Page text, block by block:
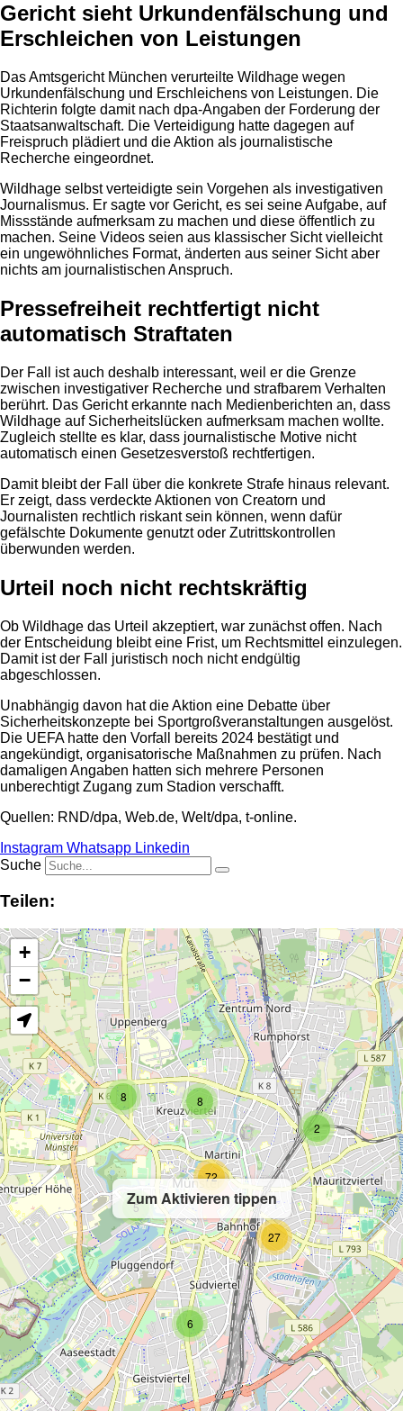
Gericht sieht Urkundenfälschung und
Erschleichen von Leistungen
Das Amtsgericht München verurteilte Wildhage wegen
Urkundenfälschung und Erschleichens von Leistungen. Die
Richterin folgte damit nach dpa-Angaben der Forderung der
Staatsanwaltschaft. Die Verteidigung hatte dagegen auf
Freispruch plädiert und die Aktion als journalistische
Recherche eingeordnet.
Wildhage selbst verteidigte sein Vorgehen als investigativen
Journalismus. Er sagte vor Gericht, es sei seine Aufgabe, auf
Missstände aufmerksam zu machen und diese öffentlich zu
machen. Seine Videos seien aus klassischer Sicht vielleicht
ein ungewöhnliches Format, änderten aus seiner Sicht aber
nichts am journalistischen Anspruch.
Pressefreiheit rechtfertigt nicht
automatisch Straftaten
Der Fall ist auch deshalb interessant, weil er die Grenze
zwischen investigativer Recherche und strafbarem Verhalten
berührt. Das Gericht erkannte nach Medienberichten an, dass
Wildhage auf Sicherheitslücken aufmerksam machen wollte.
Zugleich stellte es klar, dass journalistische Motive nicht
automatisch einen Gesetzesverstoß rechtfertigen.
Damit bleibt der Fall über die konkrete Strafe hinaus relevant.
Er zeigt, dass verdeckte Aktionen von Creatorn und
Journalisten rechtlich riskant sein können, wenn dafür
gefälschte Dokumente genutzt oder Zutrittskontrollen
überwunden werden.
Urteil noch nicht rechtskräftig
Ob Wildhage das Urteil akzeptiert, war zunächst offen. Nach
der Entscheidung bleibt eine Frist, um Rechtsmittel einzulegen.
Damit ist der Fall juristisch noch nicht endgültig
abgeschlossen.
Unabhängig davon hat die Aktion eine Debatte über
Sicherheitskonzepte bei Sportgroßveranstaltungen ausgelöst.
Die UEFA hatte den Vorfall bereits 2024 bestätigt und
angekündigt, organisatorische Maßnahmen zu prüfen. Nach
damaligen Angaben hatten sich mehrere Personen
unberechtigt Zugang zum Stadion verschafft.
Quellen: RND/dpa, Web.de, Welt/dpa, t-online.
Instagram Whatsapp Linkedin
Suche
Teilen:
Zum Aktivieren tippen
2
8
6
8
27
5
72
+
−